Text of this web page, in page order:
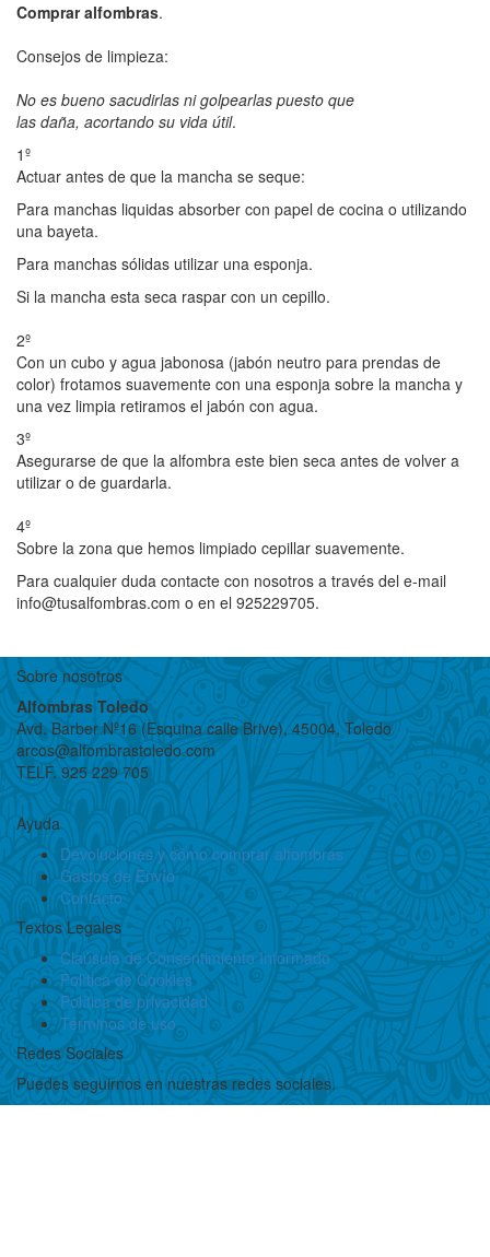
Comprar alfombras.
Consejos de limpieza:
No es bueno sacudirlas ni golpearlas puesto que
las daña, acortando su vida útil.
1º
Actuar antes de que la mancha se seque:
Para manchas liquidas absorber con papel de cocina o utilizando
una bayeta.
Para manchas sólidas utilizar una esponja.
Si la mancha esta seca raspar con un cepillo.
2º
Con un cubo y agua jabonosa (jabón neutro para prendas de
color) frotamos suavemente con una esponja sobre la mancha y
una vez limpia retiramos el jabón con agua.
3º
Asegurarse de que la alfombra este bien seca antes de volver a
utilizar o de guardarla.
4º
Sobre la zona que hemos limpiado cepillar suavemente.
Para cualquier duda contacte con nosotros a través del e-mail
info@tusalfombras.com o en el 925229705.
Sobre nosotros
Alfombras Toledo
Avd. Barber Nº16 (Esquina calle Brive), 45004, Toledo
arcos@alfombrastoledo.com
TELF. 925 229 705
Ayuda
Devoluciones y cómo comprar alfombras
Gastos de Envío
Contacto
Textos Legales
Claúsula de Consentimiento Informado
Política de Cookies
Política de privacidad
Términos de uso
Redes Sociales
Puedes seguirnos en nuestras redes sociales.